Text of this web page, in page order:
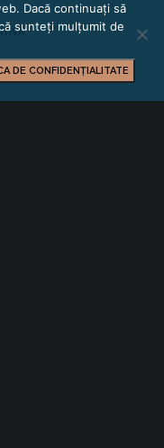
Dacă continuați să
sunteți mulțumit de
DE CONFIDENȚIALITATE